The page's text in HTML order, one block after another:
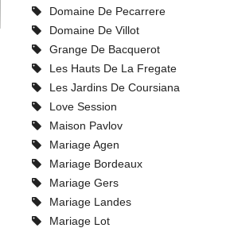
Domaine De Pecarrere
Domaine De Villot
Grange De Bacquerot
Les Hauts De La Fregate
Les Jardins De Coursiana
Love Session
Maison Pavlov
Mariage Agen
Mariage Bordeaux
Mariage Gers
Mariage Landes
Mariage Lot